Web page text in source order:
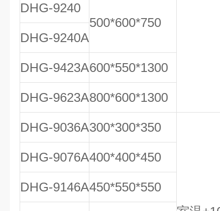
DHG-9240
500*600*750
DHG-9240A
DHG-9423A600*550*1300
DHG-9623A800*600*1300
DHG-9036A300*300*350
DHG-9076A400*400*450
DHG-9146A450*550*550